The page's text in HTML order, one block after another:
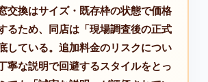
交換はサイズ・既存枠の状態で価格
るため、同店は「現場調査後の正式
している。追加料金のリスクについ
寧な説明で回避するスタイルをとっ